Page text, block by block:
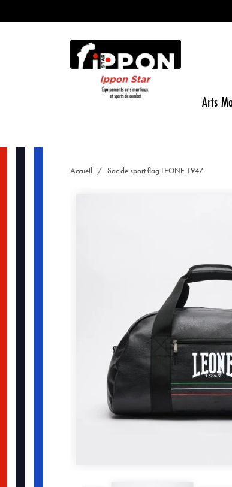
Arts
Accueil Sac de sport flag LEONE 1947